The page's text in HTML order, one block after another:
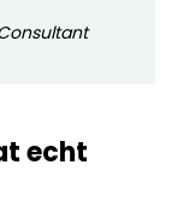
echt